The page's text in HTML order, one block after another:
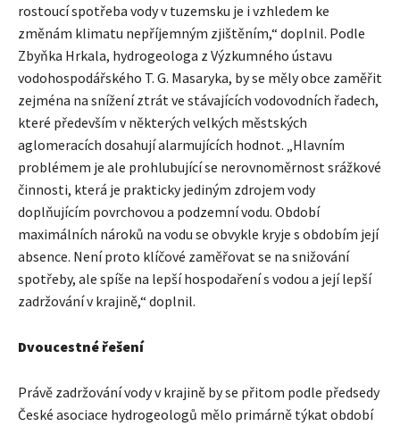
rostoucí spotřeba vody v tuzemsku je i vzhledem ke
změnám klimatu nepříjemným zjištěním,“ doplnil. Podle
Zbyňka Hrkala, hydrogeologa z Výzkumného ústavu
vodohospodářského T. G. Masaryka, by se měly obce zaměřit
zejména na snížení ztrát ve stávajících vodovodních řadech,
které především v některých velkých městských
aglomeracích dosahují alarmujících hodnot. „Hlavním
problémem je ale prohlubující se nerovnoměrnost srážkové
činnosti, která je prakticky jediným zdrojem vody
doplňujícím povrchovou a podzemní vodu. Období
maximálních nároků na vodu se obvykle kryje s obdobím její
absence. Není proto klíčové zaměřovat se na snižování
spotřeby, ale spíše na lepší hospodaření s vodou a její lepší
zadržování v krajině,“ doplnil.
Dvoucestné řešení
Právě zadržování vody v krajině by se přitom podle předsedy
České asociace hydrogeologů mělo primárně týkat období